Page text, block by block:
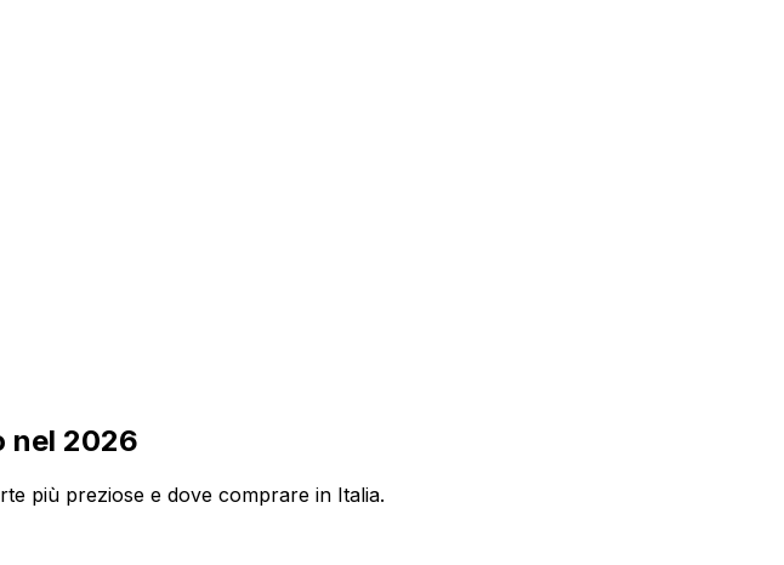
nel 2026
più preziose e dove comprare in Italia.